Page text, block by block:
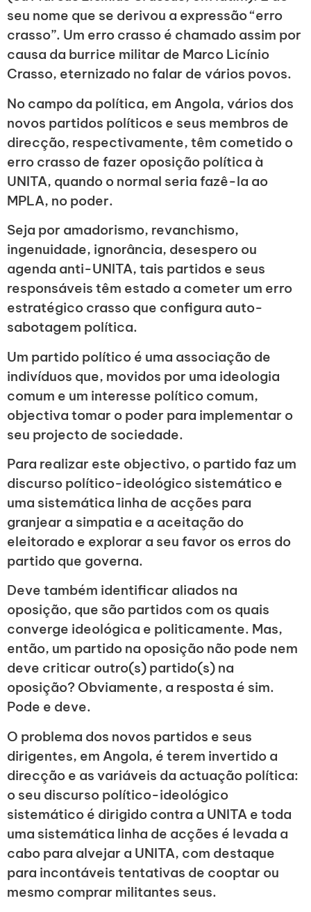
seu nome que se derivou a expressão “erro
crasso”. Um erro crasso é chamado assim por
causa da burrice militar de Marco Licínio
Crasso, eternizado no falar de vários povos.
No campo da política, em Angola, vários dos
novos partidos políticos e seus membros de
direcção, respectivamente, têm cometido o
erro crasso de fazer oposição política à
UNITA, quando o normal seria fazê-la ao
MPLA, no poder.
Seja por amadorismo, revanchismo,
ingenuidade, ignorância, desespero ou
agenda anti-UNITA, tais partidos e seus
responsáveis têm estado a cometer um erro
estratégico crasso que configura auto-
sabotagem política.
Um partido político é uma associação de
indivíduos que, movidos por uma ideologia
comum e um interesse político comum,
objectiva tomar o poder para implementar o
seu projecto de sociedade.
Para realizar este objectivo, o partido faz um
discurso político-ideológico sistemático e
uma sistemática linha de acções para
granjear a simpatia e a aceitação do
eleitorado e explorar a seu favor os erros do
partido que governa.
Deve também identificar aliados na
oposição, que são partidos com os quais
converge ideológica e politicamente. Mas,
então, um partido na oposição não pode nem
deve criticar outro(s) partido(s) na
oposição? Obviamente, a resposta é sim.
Pode e deve.
O problema dos novos partidos e seus
dirigentes, em Angola, é terem invertido a
direcção e as variáveis da actuação política:
o seu discurso político-ideológico
sistemático é dirigido contra a UNITA e toda
uma sistemática linha de acções é levada a
cabo para alvejar a UNITA, com destaque
para incontáveis tentativas de cooptar ou
mesmo comprar militantes seus.